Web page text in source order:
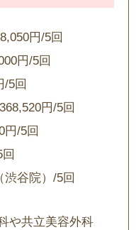
円/5回
円/5回
/5回
円/5回
円/5回
渋谷院）/5回
や共立美容外科